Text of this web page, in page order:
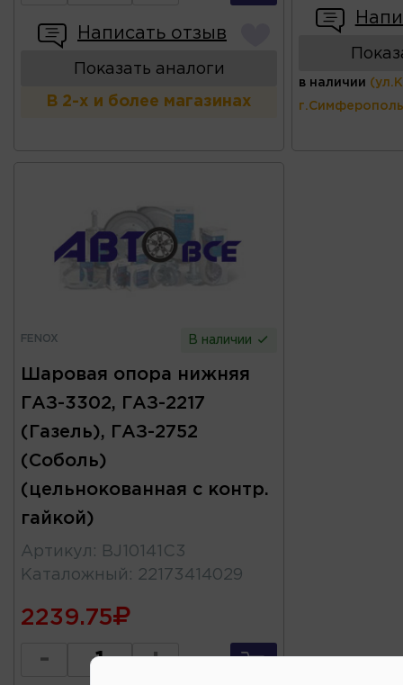
Написать отзыв
Показать аналоги
В 2-х и более магазинах
в наличии
FENOX В наличии
Шаровая опора нижняя
ГАЗ-3302, ГАЗ-2217
(Газель), ГАЗ-2752
(Соболь)
(цельнокованная с контр.
гайкой)
Артикул :
BJ10141C3
Каталожный : 22173414029
2239.75
- +